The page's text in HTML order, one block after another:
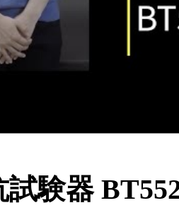
験器